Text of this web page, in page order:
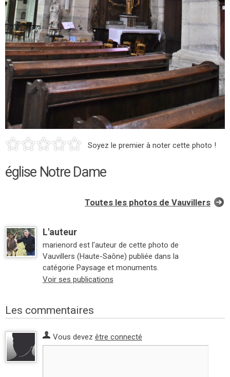
Soyez le premier à noter cette photo !
église Notre Dame
Toutes les photos de Vauvillers
L'auteur
marienord est l'auteur de cette photo de
Vauvillers (Haute-Saône) publiée dans la
catégorie Paysage et monuments.
Voir ses publications
Les commentaires
Vous devez être connecté